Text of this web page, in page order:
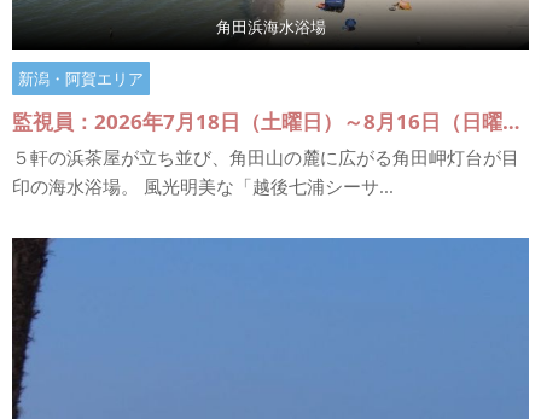
角田浜海水浴場
新潟・阿賀エリア
監視員：2026年7月18日（土曜日）～8月16日（日曜日）
５軒の浜茶屋が立ち並び、角田山の麓に広がる角田岬灯台が目
印の海水浴場。 風光明美な「越後七浦シーサ...